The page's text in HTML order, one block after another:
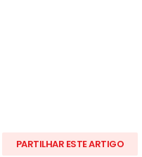
PARTILHAR ESTE ARTIGO